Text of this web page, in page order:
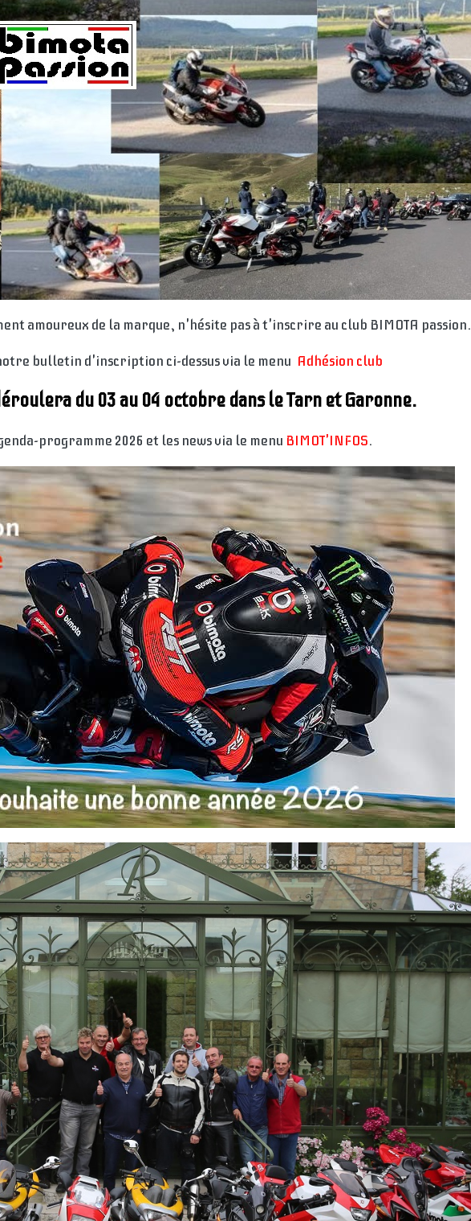
amoureux de la marque, n'hésite pas à t'inscrire au club BIMOTA passion.
bulletin d'inscription ci-dessus via le menu Adhésion club
du 03 au 04 octobre dans le Tarn et Garonne.
programme 2026 et les news via le menu BIMOT'INFOS.